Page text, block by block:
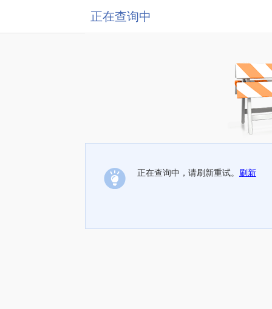
正在查询中
正在查询中，请刷新重试。 刷新